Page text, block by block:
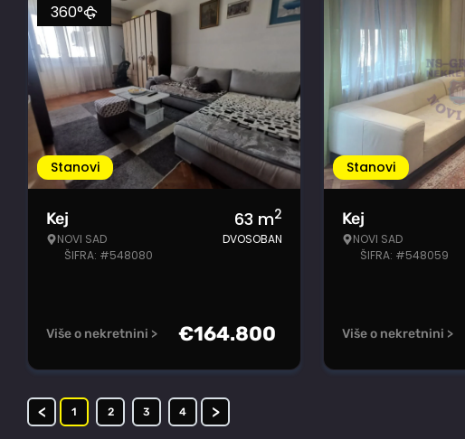
Stanovi
360°
Kej
NOVI SAD
ŠIFRA: #548080
63 m2
DVOSOBAN
Više o nekretnini > €164.800
Stanovi
Kej
NOVI SAD
ŠIFRA: #548059
Više o nekretnini >
< 1 2 3 4 >